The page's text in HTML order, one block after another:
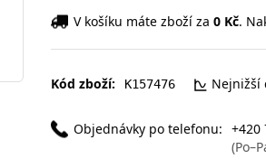
V košíku máte zboží za 0 Kč.
Kód zboží: K157476 Nejnižší
Objednávky po telefonu: +420